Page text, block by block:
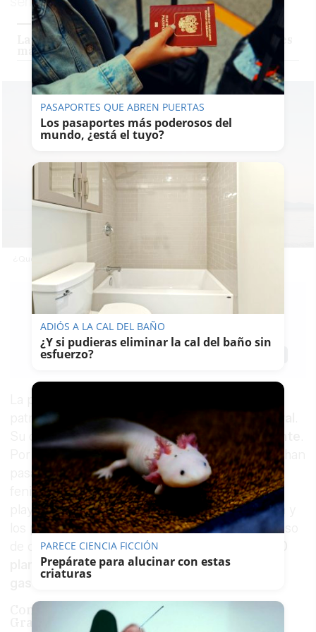
La costa de Cádiz en otoño-invierno: 10 lugares
mágicos donde desconectar
MARTA SÁNCHEZ
05/11/2021Actualizado: 06/11/2021 - 13:36
patrimonio
histórico, artístico, cultural y natural
Su capital es la ciudadmás antigua de Occidente
Por los adoquines de sus pequeñas localidades han
pasado cientos de culturas y pueblos, como los
fenicios, los romanos o los musulmanes. Sus
playas son de las más anheladas de toda Europa y
los paisajes que brindan sus costas son el paraíso
de cualquier amante de la naturaleza. He aquí
planespara saborear al máximo esta tierra
gastar dinero
Contemplar las estrellas de las Sierra de
PASAPORTES QUE ABREN PUERTAS
Los pasaportes más poderosos del
mundo, ¿está el tuyo?
ADIÓS A LA CAL DEL BAÑO
¿Y si pudieras eliminar la cal del baño sin
esfuerzo?
PARECE CIENCIA FICCIÓN
Prepárate para alucinar con estas
criaturas